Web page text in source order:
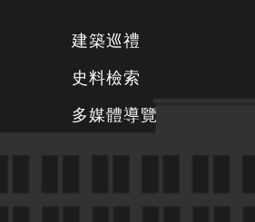
建築巡禮
史料檢索
多媒體導覽